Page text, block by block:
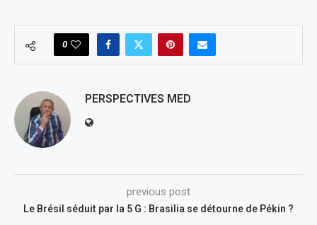
0
PERSPECTIVES MED
previous post
Le Brésil séduit par la 5 G : Brasilia se détourne de Pékin ?